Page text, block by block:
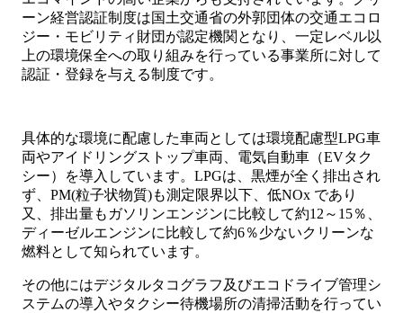
ーン経営認証制度は国土交通省の外郭団体の交通エコロ
ジー・モビリティ財団が認定機関となり、一定レベル以
上の環境保全への取り組みを行っている事業所に対して
認証・登録を与える制度です。
具体的な環境に配慮した車両としては環境配慮型LPG車
両やアイドリングストップ車両、電気自動車（EVタク
シー）を導入しています。LPGは、黒煙が全く排出され
ず、PM(粒子状物質)も測定限界以下、低NOx であり
又、排出量もガソリンエンジンに比較して約12～15％、
ディーゼルエンジンに比較して約6％少ないクリーンな
燃料として知られています。
その他にはデジタルタコグラフ及びエコドライブ管理シ
ステムの導入やタクシー待機場所の清掃活動を行ってい